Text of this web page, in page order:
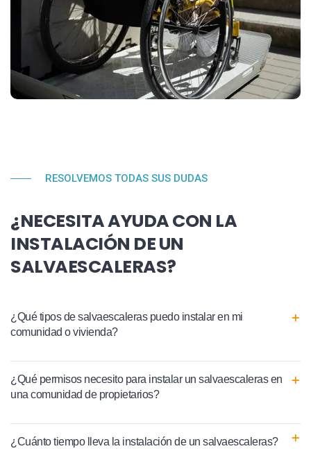
RESOLVEMOS TODAS SUS DUDAS
¿NECESITA AYUDA CON LA
INSTALACIÓN DE UN
SALVAESCALERAS?
¿Qué tipos de salvaescaleras puedo instalar en mi
comunidad o vivienda?
¿Qué permisos necesito para instalar un salvaescaleras en
una comunidad de propietarios?
¿Cuánto tiempo lleva la instalación de un salvaescaleras?